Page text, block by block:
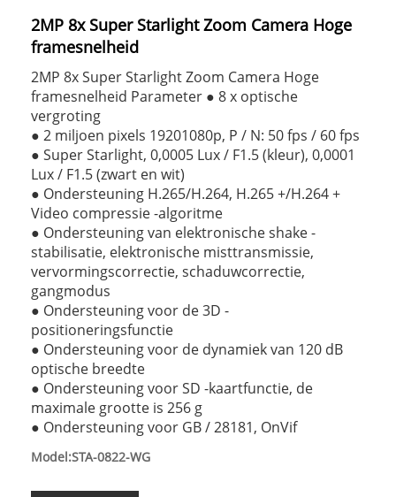
2MP 8x Super Starlight Zoom Camera Hoge
framesnelheid
2MP 8x Super Starlight Zoom Camera Hoge
framesnelheid Parameter ● 8 x optische
vergroting
● 2 miljoen pixels 19201080p, P / N: 50 fps / 60 fps
● Super Starlight, 0,0005 Lux / F1.5 (kleur), 0,0001
Lux / F1.5 (zwart en wit)
● Ondersteuning H.265/H.264, H.265 +/H.264 +
Video compressie -algoritme
● Ondersteuning van elektronische shake -
stabilisatie, elektronische misttransmissie,
vervormingscorrectie, schaduwcorrectie,
gangmodus
● Ondersteuning voor de 3D -
positioneringsfunctie
● Ondersteuning voor de dynamiek van 120 dB
optische breedte
● Ondersteuning voor SD -kaartfunctie, de
maximale grootte is 256 g
● Ondersteuning voor GB / 28181, OnVif
Model:STA-0822-WG